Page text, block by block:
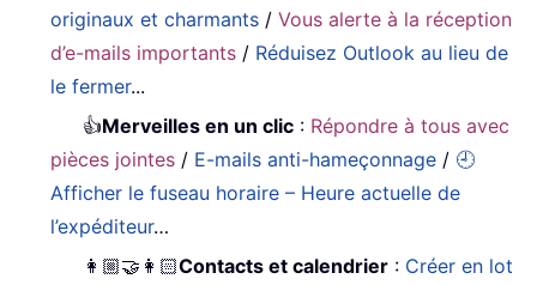
originaux et charmants /Vous alerte à la réception
d’e-mails importants / Réduisez Outlook au lieu de
le fermer...
👍Merveilles en un clic : Répondre à tous avec
pièces jointes / E-mails anti-hameçonnage / 🕘
Afficher le fuseau horaire – Heure actuelle de
l’expéditeur…
👩🏼‍🤝‍👩🏻Contacts et calendrier : Créer en lot